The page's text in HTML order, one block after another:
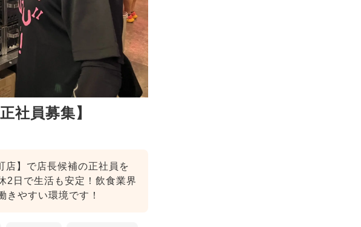
社員募集】
店】で店長候補の正社員を
2日で生活も安定！飲食業界
きやすい環境です！